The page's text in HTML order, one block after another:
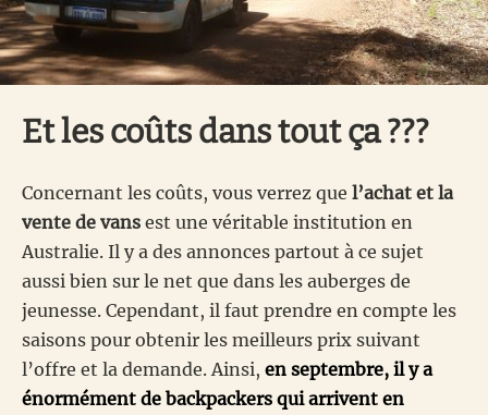
Et les coûts dans tout ça ???
Concernant les coûts, vous verrez que l’achat et la
vente de vans est une véritable institution en
Australie. Il y a des annonces partout à ce sujet
aussi bien sur le net que dans les auberges de
jeunesse. Cependant, il faut prendre en compte les
saisons pour obtenir les meilleurs prix suivant
l’offre et la demande. Ainsi, en septembre, il y a
énormément de backpackers qui arrivent en